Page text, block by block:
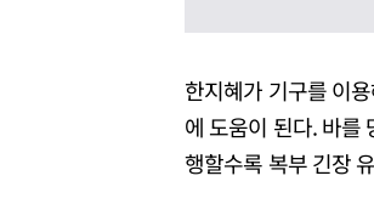
한지혜가 기구를 이
에 도움이 된다. 바를
행할수록 복부 긴장